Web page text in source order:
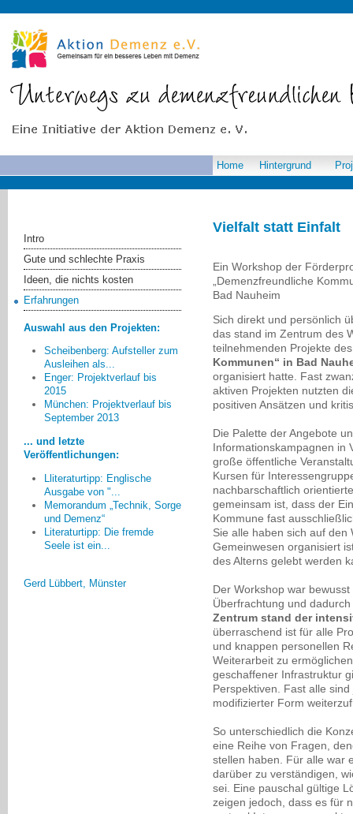
Vielfalt statt Einfalt
Ein Workshop der
„Demenzfreundliche
Bad Nauheim
Sich direkt und persönlich
das stand im Zentrum des
teilnehmenden Projekte
Kommunen“ in Bad
organisiert hatte. Fast
aktiven Projekten nutzten
positiven Ansätzen und
Die Palette der Angebote
Informationskampagnen in
große öffentliche
Kursen für
nachbarschaftlich
gemeinsam ist, dass der
Kommune fast
Sie alle haben sich auf
Gemeinwesen organisiert
des Alterns gelebt werden
Der Workshop war
Überfrachtung und
Zentrum stand der
überraschend ist für alle
und knappen personellen
Weiterarbeit zu
geschaffener Infrastruktur
Perspektiven. Fast alle
modifizierter Form
So unterschiedlich die
eine Reihe von Fragen,
stellen haben. Für alle war
darüber zu verständigen,
sei. Eine pauschal gültige
zeigen jedoch, dass es für
Home Hintergrund
Intro
Gute und schlechte Praxis
Ideen, die nichts kosten
Erfahrungen
Auswahl aus den Projekten:
Scheibenberg: Aufsteller zum
Ausleihen als...
Enger: Projektverlauf bis
2015
München: Projektverlauf bis
September 2013
... und letzte
Veröffentlichungen:
Lliteraturtipp: Englische
Ausgabe von "...
Memorandum „Technik, Sorge
und Demenz“
Literaturtipp: Die fremde
Seele ist ein...
Eine andere Perspektive
bezieht sich auf die Einsamkeit
demenzkranken Partners. Hier sind
Lösungen gefragt, wenn in Folge
einer eingeschränkten Mobilität die
Wohnung nicht mehr verlassen
werden kann, und man dort mit
den eigenen Gedanken alleine
bleibt.